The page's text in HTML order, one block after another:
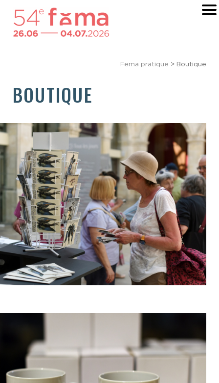
Fema pratique > Boutique
BOUTIQUE